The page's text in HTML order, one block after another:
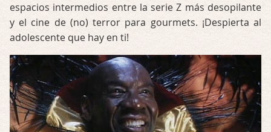
espacios intermedios entre la serie Z más desopilante
y el cine de (no) terror para gourmets. ¡Despierta al
adolescente que hay en ti!